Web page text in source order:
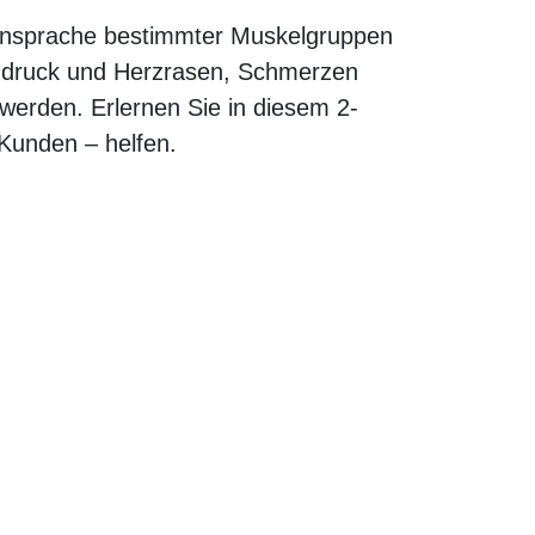
bestimmter Muskelgruppen
und Herzrasen, Schmerzen
Erlernen Sie in diesem 2-
– helfen.